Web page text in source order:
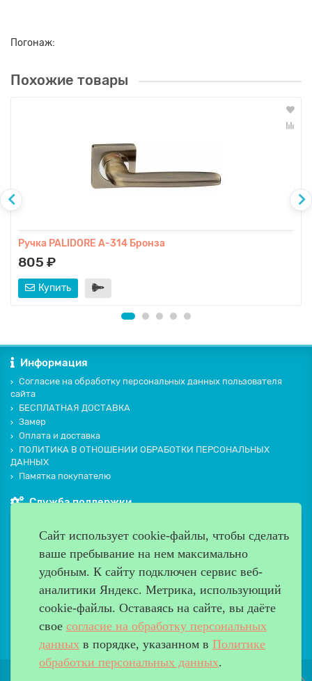
Погонаж:
Похожие товары
Ручка PALIDORE A-314 Бронза
805 ₽
Купить
Информация
Согласие на обработку персональных данных пользователя
сайта
БЕСПЛАТНАЯ ДОСТАВКА
Замер
Оплата и доставка
ПОЛИТИКА В ОТНОШЕНИИ ОБРАБОТКИ ПЕРСОНАЛЬНЫХ
ДАННЫХ
Памятка покупателю
Служба поддержки
Производители
Дополнительно
Наш адрес
Работаем с 9:00 до 20:00
8 (499) 685-33-26
Сайт использует cookie-файлы, чтобы сделать
ваше пребывание на нем максимально
удобным. К cайту подключен сервис веб-
аналитики Яндекс. Метрика, использующий
cookie-файлы. Оставаясь на сайте, вы даёте
свое согласие на обработку персональных
данных в порядке, указанном в Политике
обработки персональных данных.